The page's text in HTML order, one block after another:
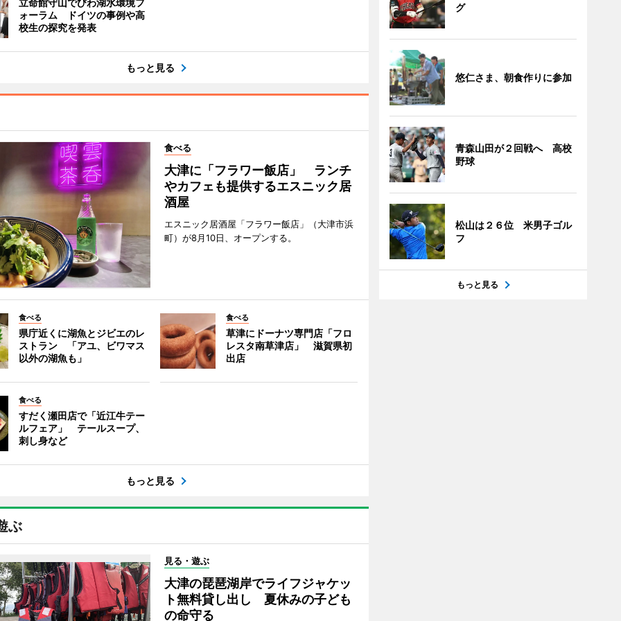
立命館守山でびわ湖水環境フ
ォーラム ドイツの事例や高
校生の探究を発表
もっと見る
食べる
大津に「フラワー飯店」 ランチ
やカフェも提供するエスニック居
酒屋
エスニック居酒屋「フラワー飯店」（大津市浜
町）が8月10日、オープンする。
食べる
県庁近くに湖魚とジビエのレ
ストラン 「アユ、ビワマス
以外の湖魚も」
食べる
草津にドーナツ専門店「フロ
レスタ南草津店」 滋賀県初
出店
食べる
すだく瀬田店で「近江牛テー
ルフェア」 テールスープ、
刺し身など
もっと見る
ぶ
見る・遊ぶ
大津の琵琶湖岸でライフジャケッ
ト無料貸し出し 夏休みの子ども
の命守る
グ
悠仁さま、朝食作りに参加
青森山田が２回戦へ 高校
野球
松山は２６位 米男子ゴル
フ
もっと見る